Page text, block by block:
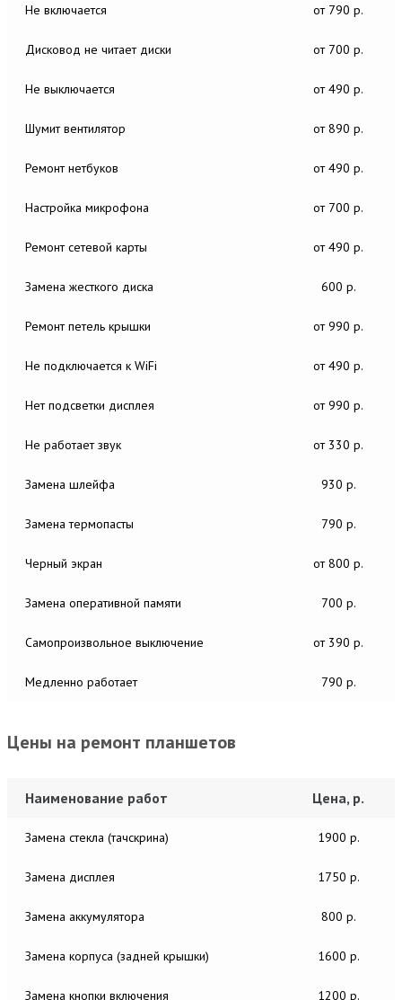
Не включается от 790 р.
Дисковод не читает диски от 700 р.
Не выключается от 490 р.
Шумит вентилятор от 890 р.
Ремонт нетбуков от 490 р.
Настройка микрофона от 700 р.
Ремонт сетевой карты от 490 р.
Замена жесткого диска 600 р.
Ремонт петель крышки от 990 р.
Не подключается к WiFi от 490 р.
Нет подсветки дисплея от 990 р.
Не работает звук от 330 р.
Замена шлейфа 930 р.
Замена термопасты 790 р.
Черный экран от 800 р.
Замена оперативной памяти 700 р.
Самопроизвольное выключение от 390 р.
Медленно работает 790 р.
Цены на ремонт планшетов
Наименование работ Цена, р.
Замена стекла (тачскрина) 1900 р.
Замена дисплея 1750 р.
Замена аккумулятора 800 р.
Замена корпуса (задней крышки) 1600 р.
Замена кнопки включения 1200 р.